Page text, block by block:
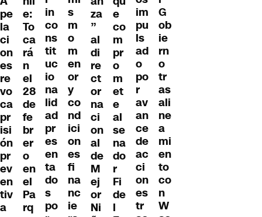
pe
la
ci
on
es
re
vo
ca
pr
isi
ón
pr
ev
en
tiv
a
e:
To
ca
rá
n
el
28
de
fe
br
er
o
en
el
Pa
rq
in
co
ns
tit
uc
io
na
lid
ad
pr
es
en
ta
do
s
po
s
m
o
m
en
or
y
co
nd
ici
on
es
fi
na
nc
ie
za
”
al
di
re
ct
or
na
ci
on
al
de
M
ej
or
Ni
e
co
m
pr
o
m
et
e
al
se
na
do
r
Fi
de
l
im
pu
ls
ad
o
po
r
av
an
ce
de
ac
ci
on
es
tr
G
ob
ie
rn
o
tr
as
ali
ne
a
mi
en
to
co
n
W